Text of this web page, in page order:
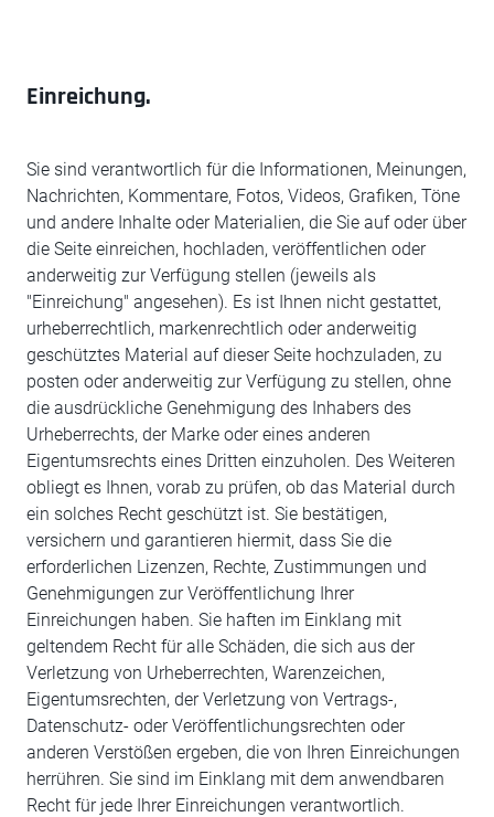
Einreichung.
Sie sind verantwortlich für die Informationen, Meinungen,
Nachrichten, Kommentare, Fotos, Videos, Grafiken, Töne
und andere Inhalte oder Materialien, die Sie auf oder über
die Seite einreichen, hochladen, veröffentlichen oder
anderweitig zur Verfügung stellen (jeweils als
"Einreichung" angesehen). Es ist Ihnen nicht gestattet,
urheberrechtlich, markenrechtlich oder anderweitig
geschütztes Material auf dieser Seite hochzuladen, zu
posten oder anderweitig zur Verfügung zu stellen, ohne
die ausdrückliche Genehmigung des Inhabers des
Urheberrechts, der Marke oder eines anderen
Eigentumsrechts eines Dritten einzuholen. Des Weiteren
obliegt es Ihnen, vorab zu prüfen, ob das Material durch
ein solches Recht geschützt ist. Sie bestätigen,
versichern und garantieren hiermit, dass Sie die
erforderlichen Lizenzen, Rechte, Zustimmungen und
Genehmigungen zur Veröffentlichung Ihrer
Einreichungen haben. Sie haften im Einklang mit
geltendem Recht für alle Schäden, die sich aus der
Verletzung von Urheberrechten, Warenzeichen,
Eigentumsrechten, der Verletzung von Vertrags-,
Datenschutz- oder Veröffentlichungsrechten oder
anderen Verstößen ergeben, die von Ihren Einreichungen
herrühren. Sie sind im Einklang mit dem anwendbaren
Recht für jede Ihrer Einreichungen verantwortlich.